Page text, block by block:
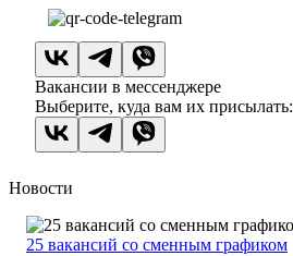
Вакансии в мессенджере
Выберите, куда вам их присылать:
Новости
25 вакансий со сменным графиком